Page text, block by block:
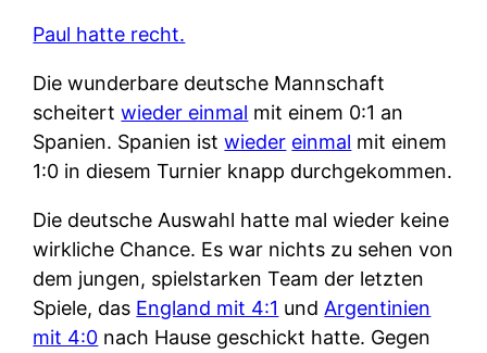
Paul hatte recht.
Die wunderbare deutsche Mannschaft
scheitertwieder einmal mit einem 0:1 an
Spanien. Spanien istwieder einmal mit einem
1:0 in diesem Turnier knapp durchgekommen.
Die deutsche Auswahl hatte mal wieder keine
wirkliche Chance. Es war nichts zu sehen von
dem jungen, spielstarken Team der letzten
Spiele, das England mit 4:1 und Argentinien
mit 4:0 nach Hause geschickt hatte. Gegen